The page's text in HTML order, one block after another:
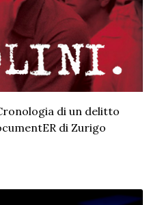
di un delitto
di Zurigo